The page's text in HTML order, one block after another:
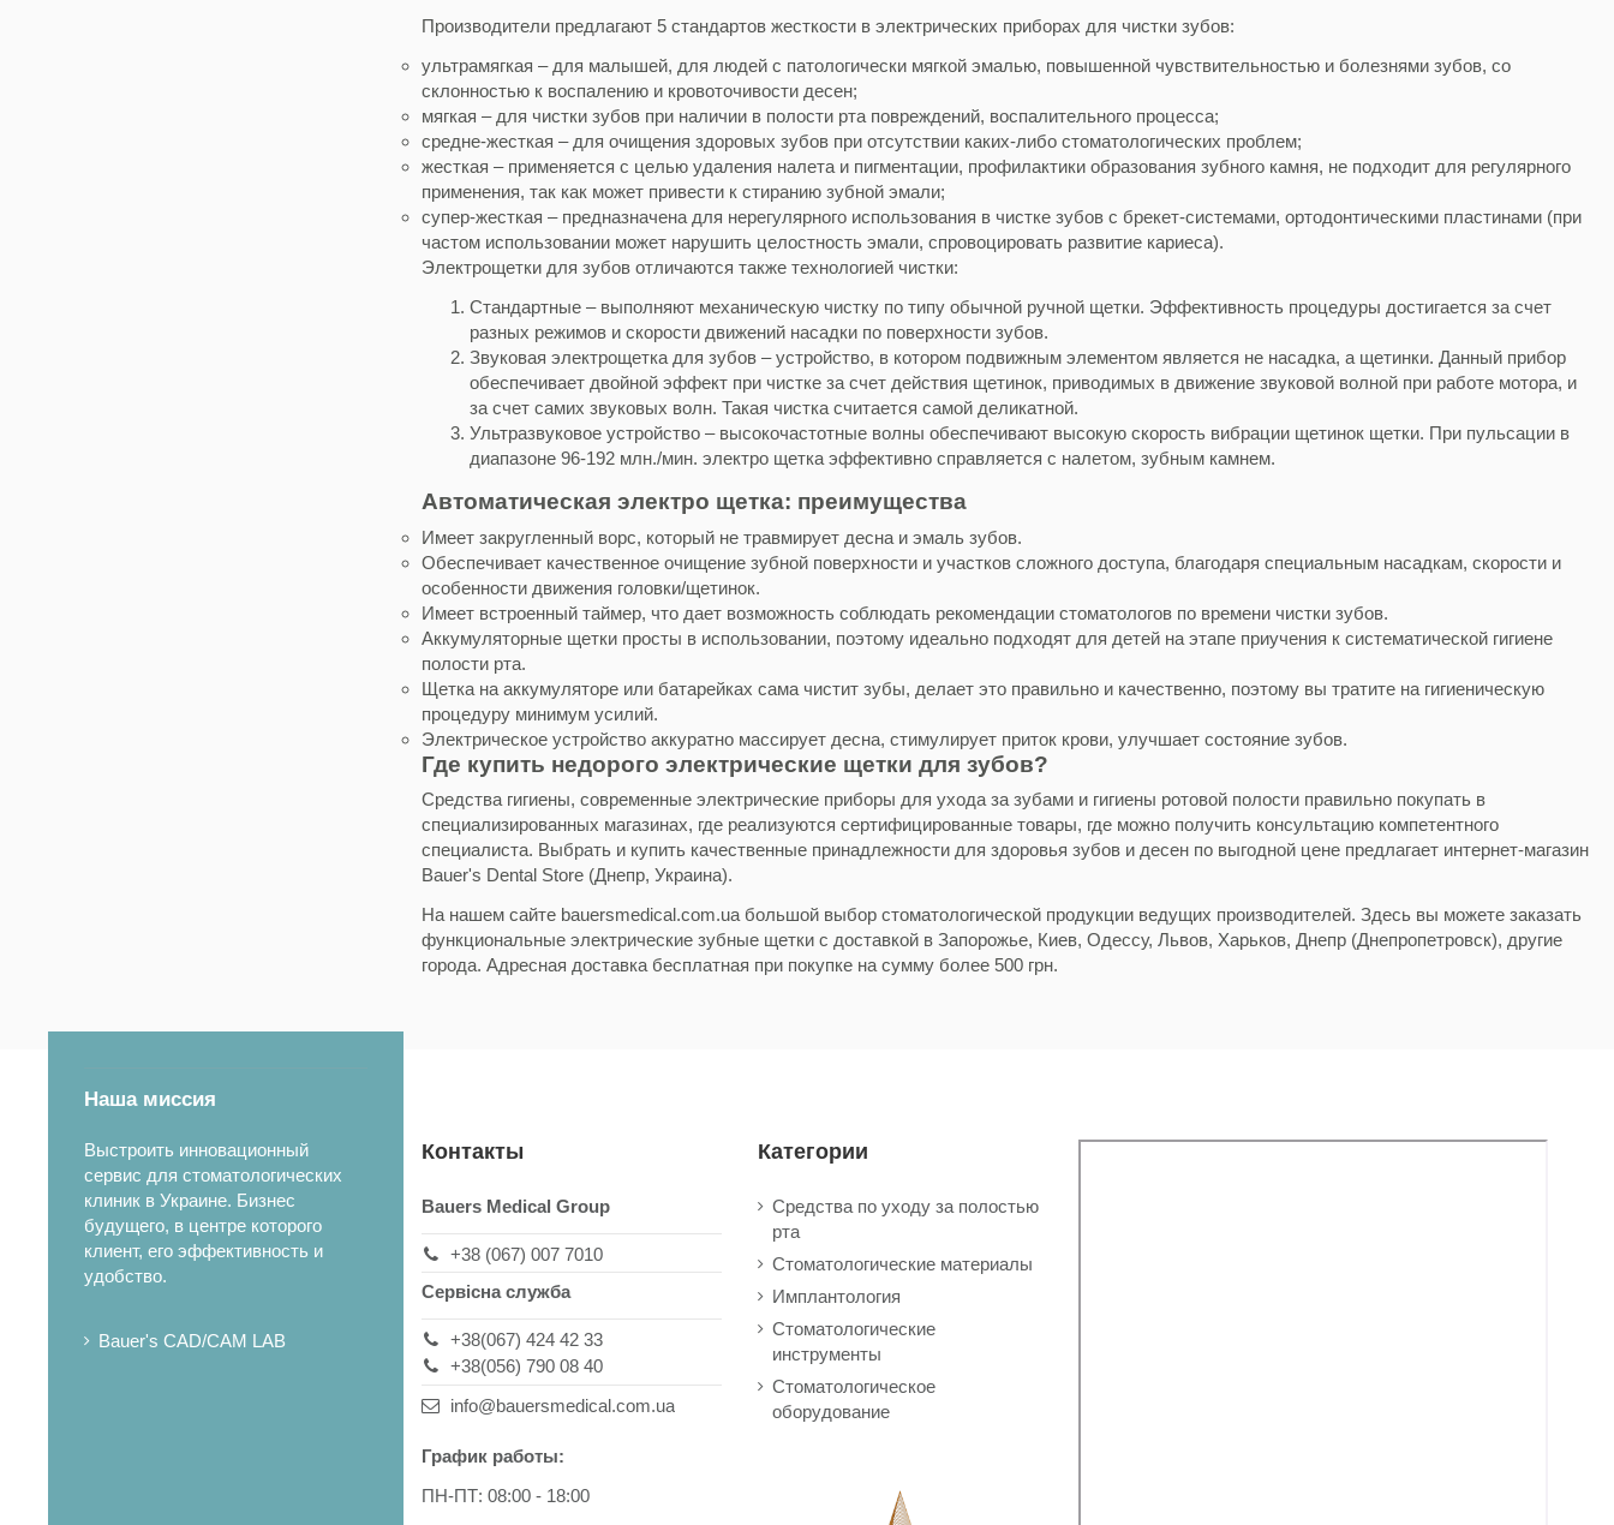
Производители предлагают 5 стандартов жесткости в электрических приборах для чистки зубов:
ультрамягкая – для малышей, для людей с патологически мягкой эмалью, повышенной чувствительностью и болезнями зубов, со
склонностью к воспалению и кровоточивости десен;
мягкая – для чистки зубов при наличии в полости рта повреждений, воспалительного процесса;
средне-жесткая – для очищения здоровых зубов при отсутствии каких-либо стоматологических проблем;
жесткая – применяется с целью удаления налета и пигментации, профилактики образования зубного камня, не подходит для регулярного
применения, так как может привести к стиранию зубной эмали;
супер-жесткая – предназначена для нерегулярного использования в чистке зубов с брекет-системами, ортодонтическими пластинами (при
частом использовании может нарушить целостность эмали, спровоцировать развитие кариеса).
Электрощетки для зубов отличаются также технологией чистки:
Стандартные – выполняют механическую чистку по типу обычной ручной щетки. Эффективность процедуры достигается за счет
разных режимов и скорости движений насадки по поверхности зубов.
Звуковая электрощетка для зубов – устройство, в котором подвижным элементом является не насадка, а щетинки. Данный прибор
обеспечивает двойной эффект при чистке за счет действия щетинок, приводимых в движение звуковой волной при работе мотора, и
за счет самих звуковых волн. Такая чистка считается самой деликатной.
Ультразвуковое устройство – высокочастотные волны обеспечивают высокую скорость вибрации щетинок щетки. При пульсации в
диапазоне 96-192 млн./мин. электро щетка эффективно справляется с налетом, зубным камнем.
Автоматическая электро щетка: преимущества
Имеет закругленный ворс, который не травмирует десна и эмаль зубов.
Обеспечивает качественное очищение зубной поверхности и участков сложного доступа, благодаря специальным насадкам, скорости и
особенности движения головки/щетинок.
Имеет встроенный таймер, что дает возможность соблюдать рекомендации стоматологов по времени чистки зубов.
Аккумуляторные щетки просты в использовании, поэтому идеально подходят для детей на этапе приучения к систематической гигиене
полости рта.
Щетка на аккумуляторе или батарейках сама чистит зубы, делает это правильно и качественно, поэтому вы тратите на гигиеническую
процедуру минимум усилий.
Электрическое устройство аккуратно массирует десна, стимулирует приток крови, улучшает состояние зубов.
Где купить недорого электрические щетки для зубов?
Средства гигиены, современные электрические приборы для ухода за зубами и гигиены ротовой полости правильно покупать в
специализированных магазинах, где реализуются сертифицированные товары, где можно получить консультацию компетентного
специалиста. Выбрать и купить качественные принадлежности для здоровья зубов и десен по выгодной цене предлагает интернет-магазин
Bauer's Dental Store (Днепр, Украина).
На нашем сайте bauersmedical.com.ua большой выбор стоматологической продукции ведущих производителей. Здесь вы можете заказать
функциональные электрические зубные щетки с доставкой в Запорожье, Киев, Одессу, Львов, Харьков, Днепр (Днепропетровск), другие
города. Адресная доставка бесплатная при покупке на сумму более 500 грн.
Наша миссия
Выстроить инновационный
сервис для стоматологических
клиник в Украине. Бизнес
будущего, в центре которого
клиент, его эффективность и
удобство.
Bauer's CAD/CAM LAB
Контакты
Bauers Medical Group
+38 (067) 007 7010
Сервісна служба
+38(067) 424 42 33
+38(056) 790 08 40
info@bauersmedical.com.ua
График работы:
ПН-ПТ: 08:00 - 18:00
Категории
Средства по уходу за полостью
рта
Стоматологические материалы
Имплантология
Стоматологические
инструменты
Стоматологическое
оборудование